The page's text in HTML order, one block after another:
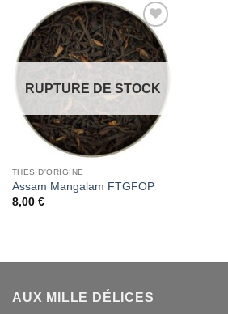
Add to
Wishlist
RUPTURE DE STOCK
THÉS D'ORIGINE
Assam Mangalam FTGFOP
8,00 €
AUX MILLE DÉLICES